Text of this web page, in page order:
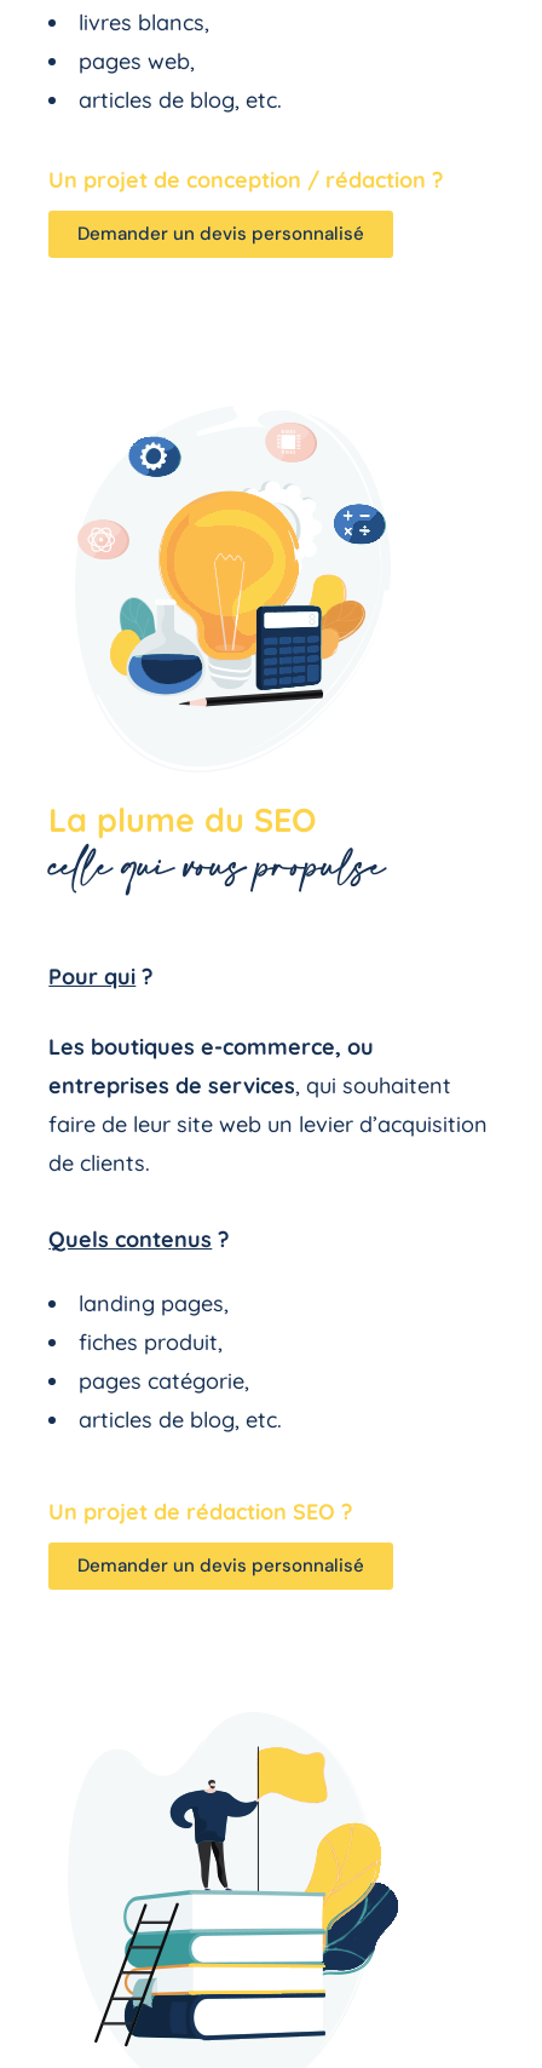
livres blancs,
pages web,
articles de blog, etc.
Un projet de conception / rédaction ?
Demander un devis personnalisé
La plume du SEO
celle qui vous propulse
Pour qui ?
Les boutiques e-commerce, ou
entreprises de services, qui souhaitent
faire de leur site web un levier d’acquisition
de clients.
Quels contenus ?
landing pages,
fiches produit,
pages catégorie,
articles de blog, etc.
Un projet de rédaction SEO ?
Demander un devis personnalisé